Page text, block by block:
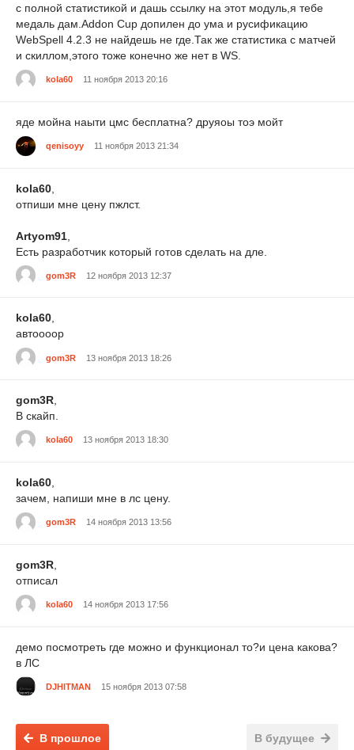
с полной статистикой и дашь ссылку на этот модуль,я тебе
медаль дам.Addon Cup допилен до ума и русификацию
WebSpell 4.2.3 не найдешь не где.Так же статистика с матчей
и скиллом,этого тоже конечно же нет в WS.
kola60 11 ноября 2013 20:16
яде мойна наыти цмс бесплатна? друяоы тоэ мойт
qenisoyy 11 ноября 2013 21:34
kola60
отпиши мне цену пжлст.
Artyom91
Есть разработчик который готов сделать на дле.
gom3R 12 ноября 2013 12:37
kola60,
автоооор
gom3R 13 ноября 2013 18:26
gom3R
В скайп.
kola60 13 ноября 2013 18:30
kola60
зачем, напиши мне в лс цену.
gom3R 14 ноября 2013 13:56
gom3R
отписал
kola60 14 ноября 2013 17:56
демо посмотреть где можно и функционал то?и цена какова?
в ЛС
DJHITMAN 15 ноября 2013 07:58
В будущее
В прошлое